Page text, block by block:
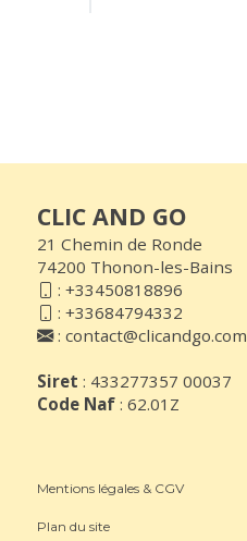
CLIC AND GO
21 Chemin de Ronde
74200 Thonon-les-Bains
: +33450818896
: +33684794332
: contact@clicandgo.com
Siret : 433277357 00037
Code Naf : 62.01Z
Mentions légales & CGV
Plan du site